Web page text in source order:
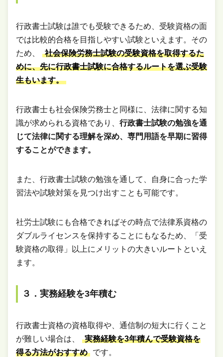
行政書士試験は誰でも受験できるため、受験資格の面
では比較的合格を目指しやすい試験といえます。その
ため、
社会保険労務士試験の受験資格を取得するた
めに、先に行政書士試験に合格するルートを選ぶ受験
生もいます。
行政書士も社会保険労務士と同様に、法律に関する知
識が求められる資格であり、 行政書士試験の勉強を通
じて法律に関する理解を深め、専門用語を早期に習得
することができます。
また、行政書士試験の勉強を通して、自身に合った学
習法や試験対策を見つけ出すことも可能です。
社労士試験にも合格できればその時点で法律系資格の
ダブルライセンスを保持することにもなるため、「受
験資格の取得」以上にメリットの大きいルートといえ
ます。
３．実務経験を3年積む
行政書士資格の資格取得や、通信制の短大に行くこと
が難しい場合は、
実務経験を3年積んで受験資格を
得る方法がおすすめ
です。